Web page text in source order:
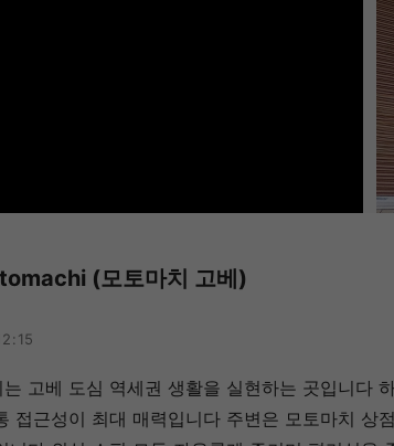
(모토마치 고베)
고베 도심 역세권 생활을 실현하는 곳입니다
접근성이 최대 매력입니다 주변은 모토마치 상